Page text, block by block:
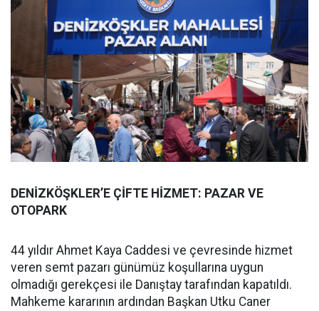
DENİZKÖŞKLER’E ÇİFTE HİZMET: PAZAR VE
OTOPARK
44 yıldır Ahmet Kaya Caddesi ve çevresinde hizmet
veren semt pazarı günümüz koşullarına uygun
olmadığı gerekçesi ile Danıştay tarafından kapatıldı.
Mahkeme kararının ardından Başkan Utku Caner